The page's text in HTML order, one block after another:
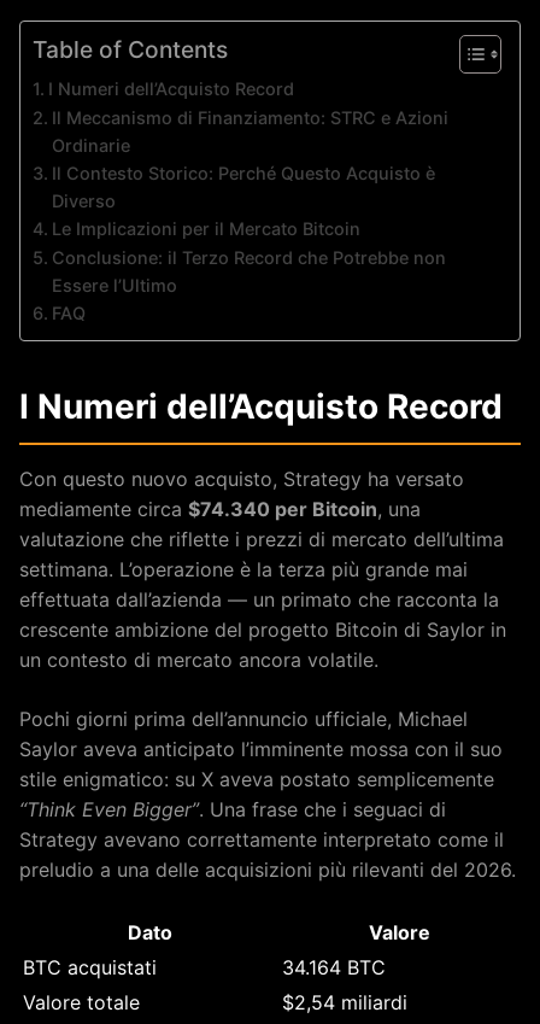
Table of Contents
I Numeri dell’Acquisto Record
Il Meccanismo di Finanziamento: STRC e Azioni
Ordinarie
Il Contesto Storico: Perché Questo Acquisto è
Diverso
Le Implicazioni per il Mercato Bitcoin
Conclusione: il Terzo Record che Potrebbe non
Essere l’Ultimo
FAQ
I Numeri dell’Acquisto Record
Con questo nuovo acquisto, Strategy ha versato
mediamente circa $74.340 per Bitcoin, una
valutazione che riflette i prezzi di mercato dell’ultima
settimana. L’operazione è la terza più grande mai
effettuata dall’azienda — un primato che racconta la
crescente ambizione del progetto Bitcoin di Saylor in
un contesto di mercato ancora volatile.
Pochi giorni prima dell’annuncio ufficiale, Michael
Saylor aveva anticipato l’imminente mossa con il suo
stile enigmatico: su X aveva postato semplicemente
“Think Even Bigger”. Una frase che i seguaci di
Strategy avevano correttamente interpretato come il
preludio a una delle acquisizioni più rilevanti del 2026.
Dato
Valore
BTC acquistati
34.164 BTC
Valore totale
$2,54 miliardi